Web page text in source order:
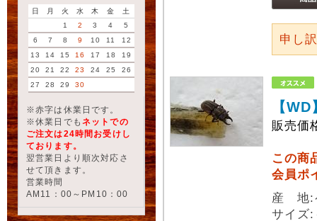
日 月 火 水 木 金
土
1
2 3 4
5
6
7 8 9 10 11
12
13
14 15 16 17 18
19
20
21 22 23 24 25
26
27
28 29 30
※赤字は休業日です。
※休業日でも ネットでの
ご注文は24時間お受けし
ております。
翌営業日より順次対応さ
せて頂きます。
営業時間
AM11：00～PM10：00
申し
【
販売価
この商
会員ポ
産 地:
サイズ